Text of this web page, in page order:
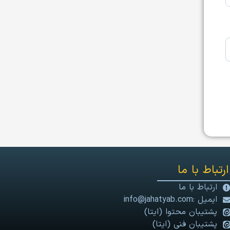
ارتباط با ما
ارتباط با ما
ایمیل :info@jahatyab.com
پشتیبان محتوا (ایتا)
پشتیبان فنی (ایتا)